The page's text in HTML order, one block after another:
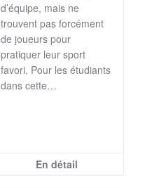
d’équipe, mais ne
trouvent pas forcément
de joueurs pour
pratiquer leur sport
favori. Pour les étudiants
dans cette…
En détail